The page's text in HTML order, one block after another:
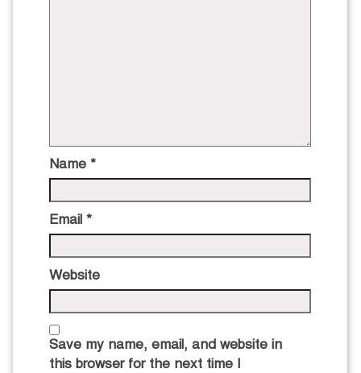
Name *
Email *
Website
Save my name, email, and website in
this browser for the next time I